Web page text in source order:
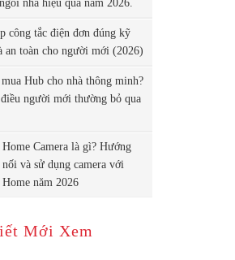
nhà hiệu quả năm 2026.
công tắc điện đơn đúng kỹ
an toàn cho người mới (2026)
Hub cho nhà thông minh?
người mới thường bỏ qua
Camera là gì? Hướng
nối và sử dụng camera với
năm 2026
Mới Xem